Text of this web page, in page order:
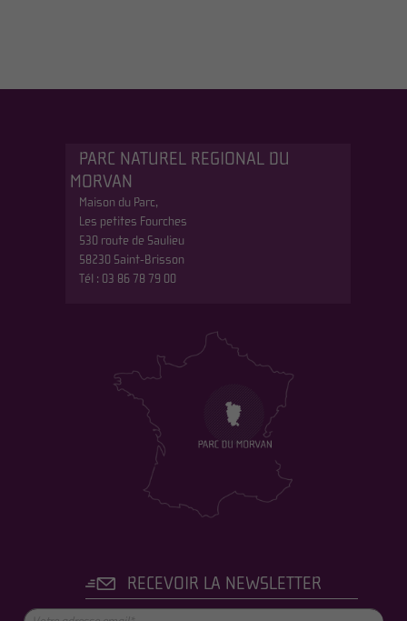
PARC NATUREL REGIONAL DU
MORVAN
Maison du Parc,
Les petites Fourches
530 route de Saulieu
58230 Saint-Brisson
Tél : 03 86 78 79 00
RECEVOIR LA NEWSLETTER